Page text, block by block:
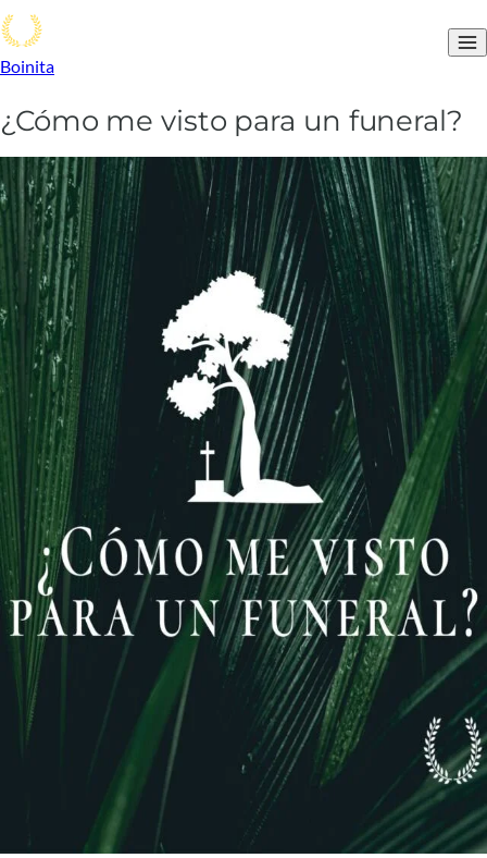
Boinita
¿Cómo me visto para un funeral?